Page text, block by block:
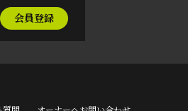
会員登録